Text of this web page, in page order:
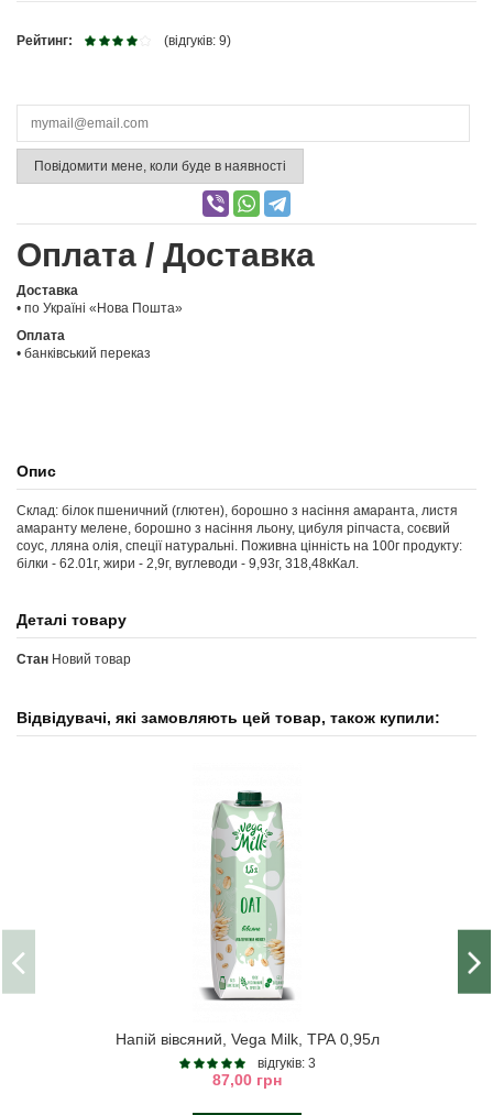
Рейтинг: (відгуків: 9)
Повідомити мене, коли буде в наявності
Оплата / Доставка
Доставка
• по Україні «Нова Пошта»
Оплата
• банківський переказ
Опис
Склад: білок пшеничний (глютен), борошно з насіння амаранта, листя
амаранту мелене, борошно з насіння льону, цибуля ріпчаста, соєвий
соус, лляна олія, спеції натуральні. Поживна цінність на 100г продукту:
білки - 62.01г, жири - 2,9г, вуглеводи - 9,93г, 318,48кКал.
Деталі товару
Стан Новий товар
Відвідувачі, які замовляють цей товар, також купили:
Напій вівсяний, Vega Milk, ТРА 0,95л
відгуків: 3
87,00 грн